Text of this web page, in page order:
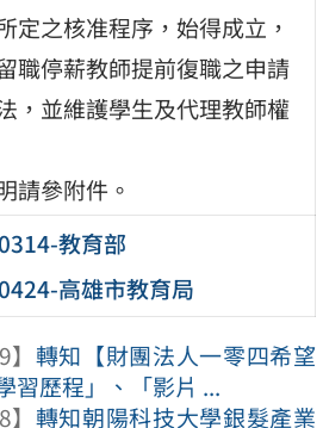
定之核准程序，始得成立，
職停薪教師提前復職之申請
，並維護學生及代理教師權
請參附件。
教育部
高雄市教育局
轉知【財團法人一零四希望
習歷程」、「影片 ...
轉知朝陽科技大學銀髮產業